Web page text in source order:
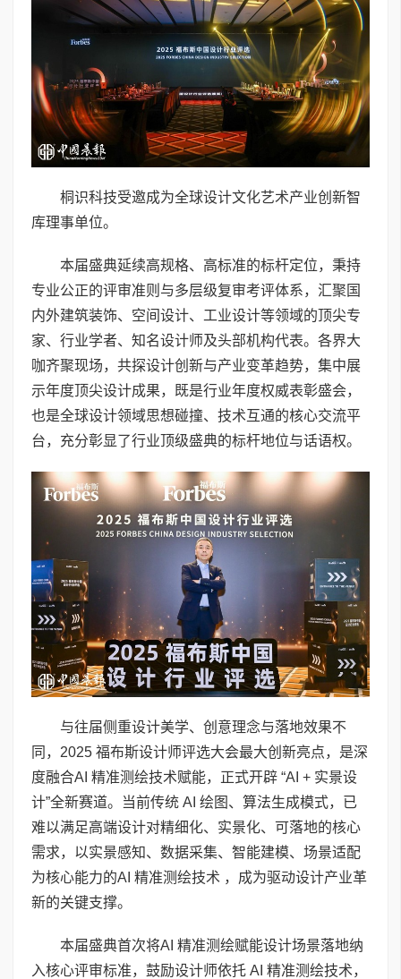
桐识科技受邀成为全球设计文化艺术产业创新智
库理事单位。
本届盛典延续高规格、高标准的标杆定位，秉持
专业公正的评审准则与多层级复审考评体系，汇聚国
内外建筑装饰、空间设计、工业设计等领域的顶尖专
家、行业学者、知名设计师及头部机构代表。各界大
咖齐聚现场，共探设计创新与产业变革趋势，集中展
示年度顶尖设计成果，既是行业年度权威表彰盛会，
也是全球设计领域思想碰撞、技术互通的核心交流平
台，充分彰显了行业顶级盛典的标杆地位与话语权。
与往届侧重设计美学、创意理念与落地效果不
同，2025 福布斯设计师评选大会最大创新亮点，是深
度融合AI 精准测绘技术赋能，正式开辟 “AI + 实景设
计”全新赛道。当前传统 AI 绘图、算法生成模式，已
难以满足高端设计对精细化、实景化、可落地的核心
需求，以实景感知、数据采集、智能建模、场景适配
为核心能力的AI 精准测绘技术 ，成为驱动设计产业革
新的关键支撑。
本届盛典首次将AI 精准测绘赋能设计场景落地纳
入核心评审标准，鼓励设计师依托 AI 精准测绘技术，